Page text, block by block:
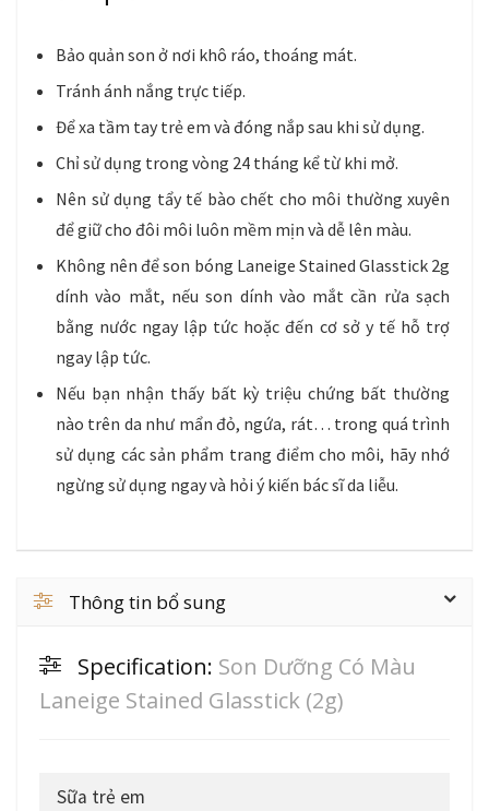
Bảo quản son ở nơi khô ráo, thoáng mát.
Tránh ánh nắng trực tiếp.
Để xa tầm tay trẻ em và đóng nắp sau khi sử dụng.
Chỉ sử dụng trong vòng 24 tháng kể từ khi mở.
Nên sử dụng tẩy tế bào chết cho môi thường xuyên
để giữ cho đôi môi luôn mềm mịn và dễ lên màu.
Không nên để son bóng Laneige Stained Glasstick 2g
dính vào mắt, nếu son dính vào mắt cần rửa sạch
bằng nước ngay lập tức hoặc đến cơ sở y tế hỗ trợ
ngay lập tức.
Nếu bạn nhận thấy bất kỳ triệu chứng bất thường
nào trên da như mẩn đỏ, ngứa, rát… trong quá trình
sử dụng các sản phẩm trang điểm cho môi, hãy nhớ
ngừng sử dụng ngay và hỏi ý kiến ​​bác sĩ da liễu.
Thông tin bổ sung
Specification: Son Dưỡng Có Màu
Laneige Stained Glasstick (2g)
Sữa trẻ em